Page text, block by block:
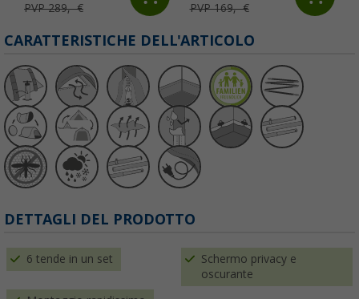
PVP 289,- € PVP 169,- €
CARATTERISTICHE DELL'ARTICOLO
DETTAGLI DEL PRODOTTO
6 tende in un set
Schermo privacy e
oscurante